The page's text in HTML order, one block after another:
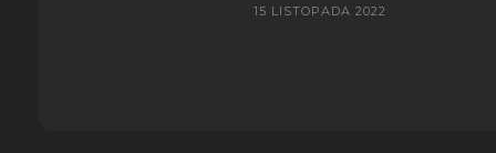
15 LISTOPADA 2022